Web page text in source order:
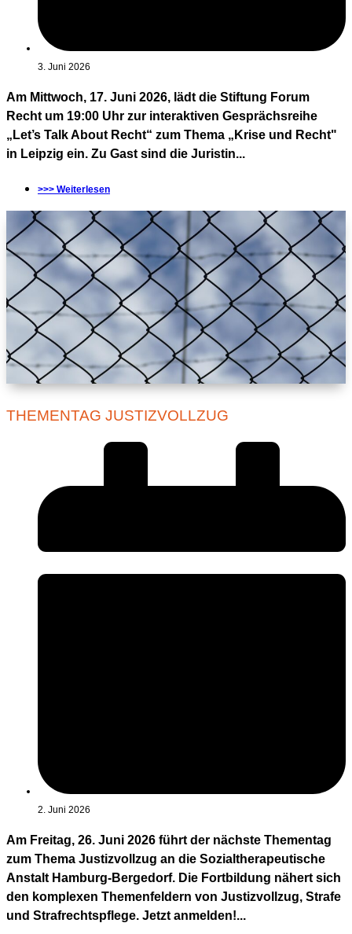
3. Juni 2026
Am Mittwoch, 17. Juni 2026, lädt die Stiftung Forum
Recht um 19:00 Uhr zur interaktiven Gesprächsreihe
„Let’s Talk About Recht“ zum Thema „Krise und Recht"
in Leipzig ein. Zu Gast sind die Juristin...
>>> Weiterlesen
THEMENTAG JUSTIZVOLLZUG
2. Juni 2026
Am Freitag, 26. Juni 2026 führt der nächste Thementag
zum Thema Justizvollzug an die Sozialtherapeutische
Anstalt Hamburg-Bergedorf. Die Fortbildung nähert sich
den komplexen Themenfeldern von Justizvollzug, Strafe
und Strafrechtspflege. Jetzt anmelden!...